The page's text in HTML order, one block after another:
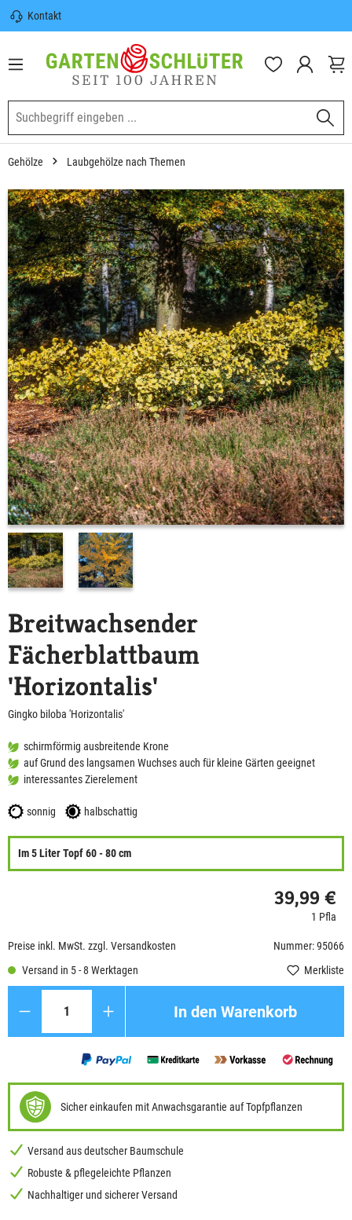
springen
Kontakt
Sicherer Versand | Versandkostenfrei
(DE) ab 100€
Garten-Schlüter Anwachsgarantie
Gehölze Laubgehölze nach Themen
Breitwachsender
Fächerblattbaum
'Horizontalis'
Gingko biloba 'Horizontalis'
schirmförmig ausbreitende Krone
auf Grund des langsamen Wuchses auch für kleine Gärten geeignet
interessantes Zierelement
sonnig halbschattig
Im 5 Liter Topf 60 - 80 cm
39,99 €
1 Pfla
Preise inkl. MwSt. zzgl. Versandkosten
Nummer: 95066
Versand in 5 - 8 Werktagen
Merkliste
In den Warenkorb
Sicher einkaufen mit Anwachsgarantie auf Topfpflanzen
Versand aus deutscher Baumschule
Robuste & pflegeleichte Pflanzen
Nachhaltiger und sicherer Versand